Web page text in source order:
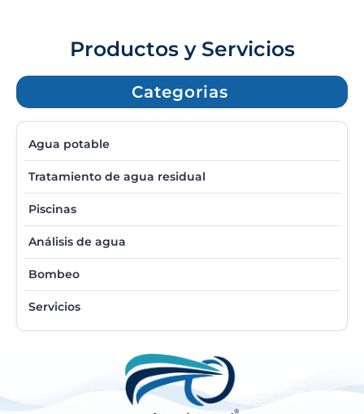
Productos y Servicios
Categorias
Agua potable
Tratamiento de agua residual
Piscinas
Análisis de agua
Bombeo
Servicios